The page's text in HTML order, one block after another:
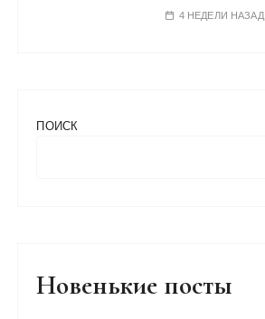
4 НЕДЕЛИ НАЗАД
ПОИСК
Новенькие посты